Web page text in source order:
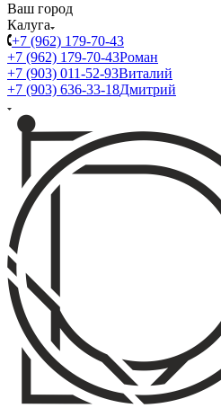
Ваш город
Калуга
+7 (962) 179-70-43
+7 (962) 179-70-43Роман
+7 (903) 011-52-93Виталий
+7 (903) 636-33-18Дмитрий